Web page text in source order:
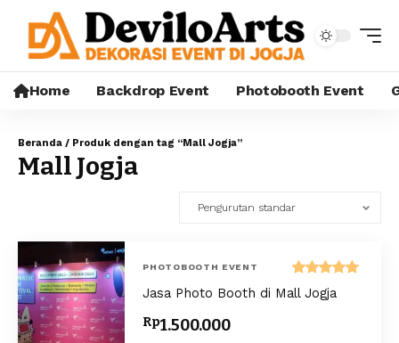
Home Backdrop Event Photobooth Event
Beranda / Produk dengan tag “Mall Jogja”
Mall Jogja
PHOTOBOOTH EVENT
Dinilai
5.00
Jasa Photo Booth di Mall Jogja
Rp1.500.000